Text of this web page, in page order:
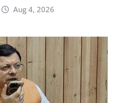
Aug 4, 2026